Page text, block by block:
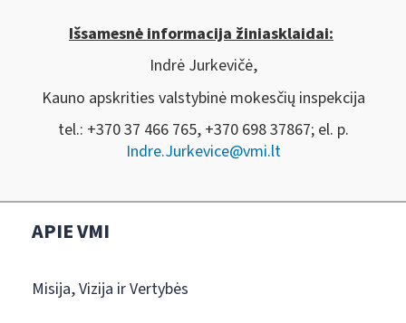
Išsamesnė informacija žiniasklaidai:
Indrė Jurkevičė,
Kauno apskrities valstybinė mokesčių inspekcija
tel.: +370 37 466 765, +370 698 37867; el. p.
Indre.Jurkevice@vmi.lt
APIE VMI
Misija, Vizija ir Vertybės